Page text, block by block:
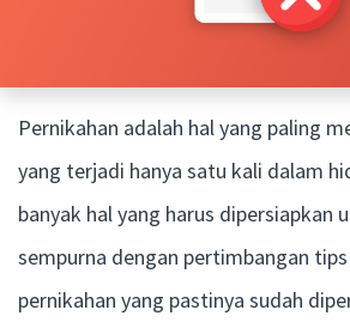
Pernikahan adalah hal yang paling
yang terjadi hanya satu kali dalam
banyak hal yang harus dipersiapkan
sempurna dengan pertimbangan
pernikahan yang pastinya sudah